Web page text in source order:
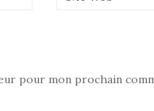
pour mon prochain